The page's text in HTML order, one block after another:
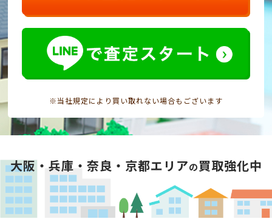
※当社規定により買い取れない場合もございます
大阪・兵庫・奈良・京都エリアの買取強化中